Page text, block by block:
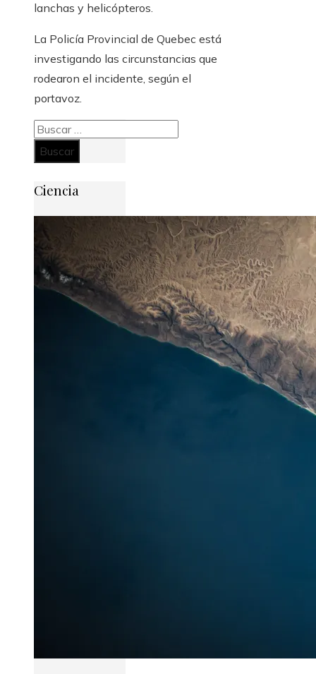
lanchas y helicópteros.
La Policía Provincial de Quebec está
investigando las circunstancias que
rodearon el incidente, según el
portavoz.
Buscar:
Ciencia